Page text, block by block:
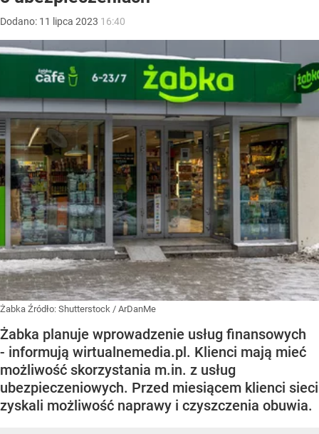
Dodano: 11 lipca 2023 16:40
Żabka Źródło: Shutterstock / ArDanMe
Żabka planuje wprowadzenie usług finansowych
- informują wirtualnemedia.pl. Klienci mają mieć
możliwość skorzystania m.in. z usług
ubezpieczeniowych. Przed miesiącem klienci sieci
zyskali możliwość naprawy i czyszczenia obuwia.